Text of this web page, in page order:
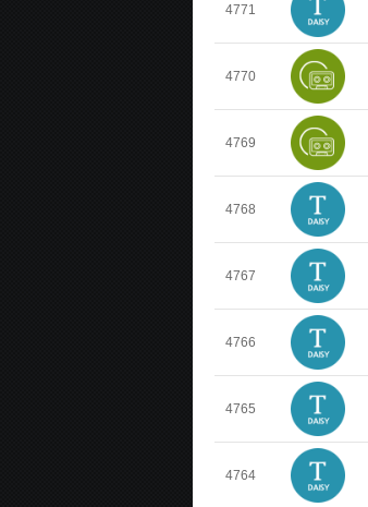
4771
4770
4769
4768
4767
4766
4765
4764